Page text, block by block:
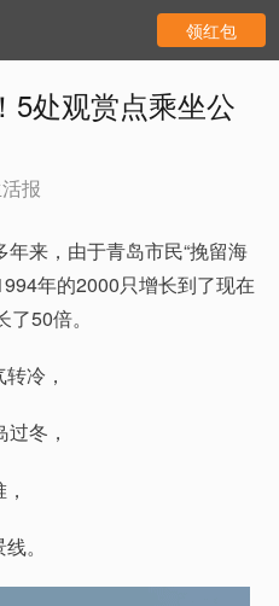
领红包
5处观赏点乘坐公
报
来，由于青岛市民“挽留海
年的2000只增长到了现在
50倍。
冷，
冬，
。